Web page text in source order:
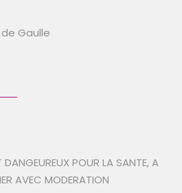
Gaulle
DANGEUREUX POUR LA SANTE, A
AVEC MODERATION